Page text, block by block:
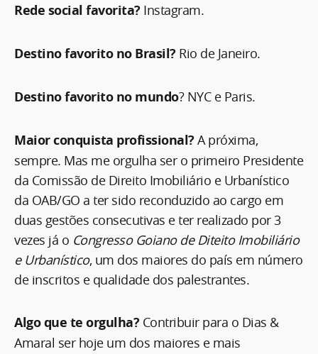
Rede social favorita?Instagram.
Destino favorito no Brasil? Rio de Janeiro.
Destino favorito no mundo? NYC e Paris.
Maior conquista profissional?A próxima,
sempre. Mas me orgulha ser o primeiro Presidente
da Comissão de Direito Imobiliário e Urbanístico
da OAB/GO a ter sido reconduzido ao cargo em
duas gestões consecutivas e ter realizado por 3
vezes já o Congresso Goiano de Diteito Imobiliário
e Urbanístico, um dos maiores do país em número
de inscritos e qualidade dos palestrantes.
Algo que te orgulha?Contribuir para o Dias &
Amaral ser hoje um dos maiores e mais